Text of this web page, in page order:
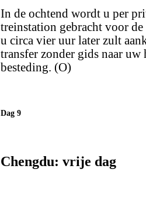
In de ochtend wordt u per
treinstation gebracht voor
u circa vier uur later zult
transfer zonder gids naar uw
besteding. (O)
Dag 9
Chengdu: vrije dag